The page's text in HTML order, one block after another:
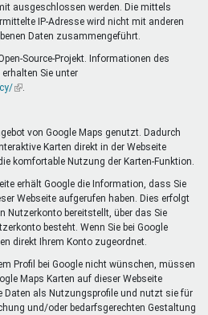
ausgeschlossen werden. Die mittels
IP-Adresse wird nicht mit anderen
Daten zusammengeführt.
Source-Projekt. Informationen des
Sie unter
(Link
von Google Maps genutzt. Dadurch
Karten direkt in der Webseite
komfortable Nutzung der Karten-Funktion.
erhält Google die Information, dass Sie
Webseite aufgerufen haben. Dies erfolgt
Nutzerkonto bereitstellt, über das Sie
besteht. Wenn Sie bei Google
direkt Ihrem Konto zugeordnet.
Profil bei Google nicht wünschen, müssen
Maps Karten auf dieser Webseite
Daten als Nutzungsprofile und nutzt sie für
und/oder bedarfsgerechten Gestaltung